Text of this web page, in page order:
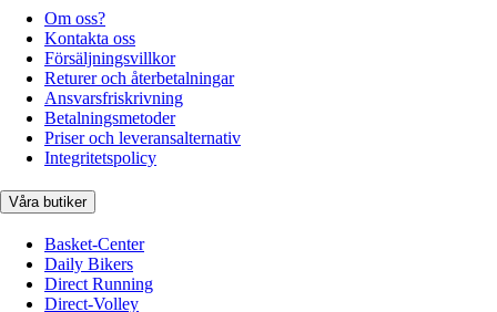
Om oss?
Kontakta oss
Försäljningsvillkor
Returer och återbetalningar
Ansvarsfriskrivning
Betalningsmetoder
Priser och leveransalternativ
Integritetspolicy
Våra butiker
Basket-Center
Daily Bikers
Direct Running
Direct-Volley